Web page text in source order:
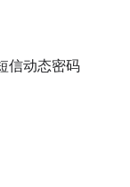
信动态密码